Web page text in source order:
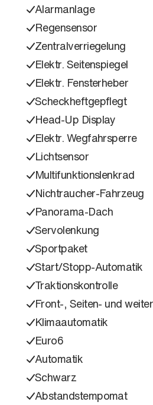
Alarmanlage
Regensensor
Zentralverriegelung
Elektr. Seitenspiegel
Elektr. Fensterheber
Scheckheftgepflegt
Head-Up Display
Elektr. Wegfahrsperre
Lichtsensor
Multifunktionslenkrad
Nichtraucher-Fahrzeug
Panorama-Dach
Servolenkung
Sportpaket
Start/Stopp-Automatik
Traktionskontrolle
Front-, Seiten- und
Klimaautomatik
Euro6
Automatik
Schwarz
Abstandstempomat